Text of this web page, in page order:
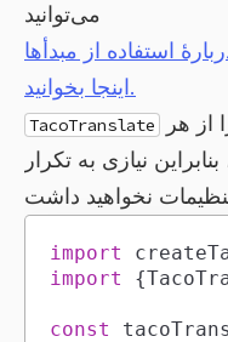
می‌توانید
استفاده از مبدأها
اینجا بخوانید.
TacoTranslate
نیازی به تکرار
import
import
{
const